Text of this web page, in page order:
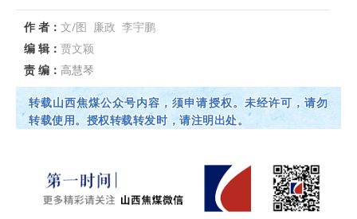
作 者： 文/图 廉政 李宇鹏
编 辑： 贾文颖
责 编： 高慧琴
转载山西焦煤公众号内容，须申请授权。未经许可，请勿
转载使用。授权转载转发时，请注明出处。